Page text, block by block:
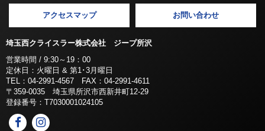
アクセスマップ お問い合わせ
埼玉西クライスラー株式会社 ジープ所沢
営業時間 / 9:30～19：00
定休日：火曜日 & 第1･3月曜日
TEL：04-2991-4567 FAX：04-2991-4611
〒359-0035 埼玉県所沢市西新井町12-29
登録番号：T7030001024105